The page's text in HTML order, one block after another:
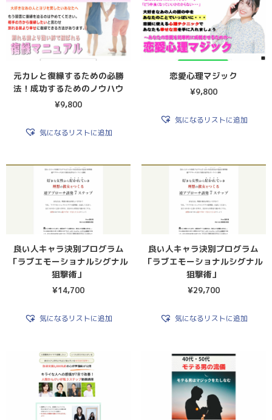
元カレと復縁するための必勝
法！成功するためのノウハウ
¥9,800
気になるリストに追加
恋愛心理マジック
¥9,800
気になるリストに追加
良い人キャラ決別プログラム
「ラブエモーショナルシグナル
狙撃術」
¥14,700
気になるリストに追加
良い人キャラ決別プログラム
「ラブエモーショナルシグナル
狙撃術」
¥29,700
気になるリストに追加